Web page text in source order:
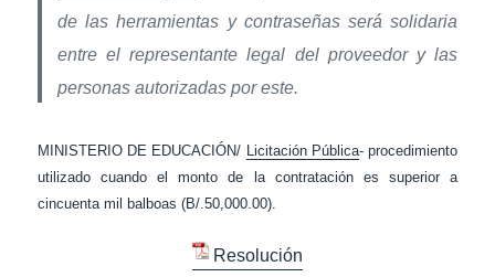
de las herramientas y contraseñas será solidaria
entre el representante legal del proveedor y las
personas autorizadas por este.
MINISTERIO DE EDUCACIÓN/ Licitación Pública- procedimiento
utilizado cuando el monto de la contratación es superior a
cincuenta mil balboas (B/.50,000.00).
Resolución